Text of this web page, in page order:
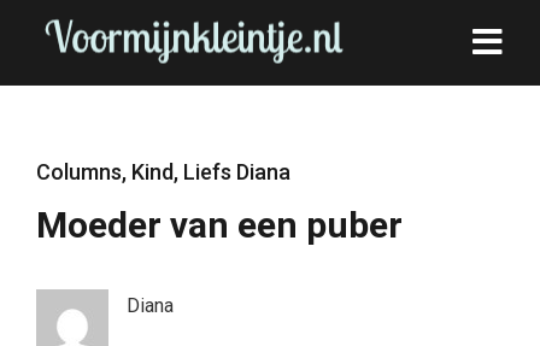
Columns, Kind, Liefs Diana
Moeder van een puber
Diana